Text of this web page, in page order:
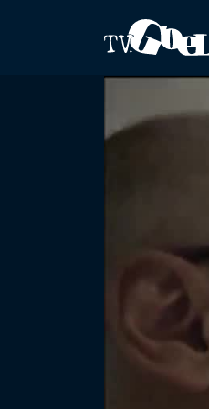
Salta al contenuto principale